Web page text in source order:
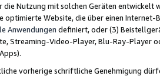
die Nutzung mit solchen Geräten
optimierte Website, die über einen
Anwendungen definiert, oder (3)
Streaming-Video-Player, Blu-Ray-Player
vorherige schriftliche Genehmigung